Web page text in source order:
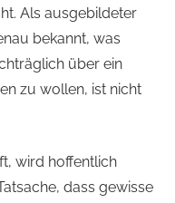
Als ausgebildeter
bekannt, was
über ein
zu wollen, ist nicht
wird hoffentlich
dass gewisse